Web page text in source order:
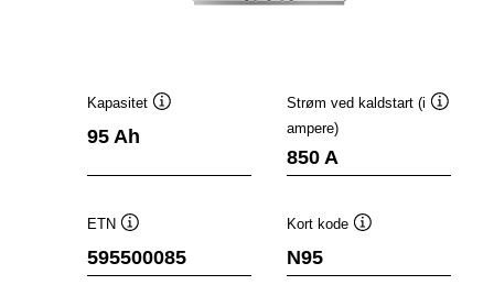
Kapasitet
95 Ah
Strøm ved kaldstart (i
ampere)
850 A
ETN
595500085
Kort kode
N95